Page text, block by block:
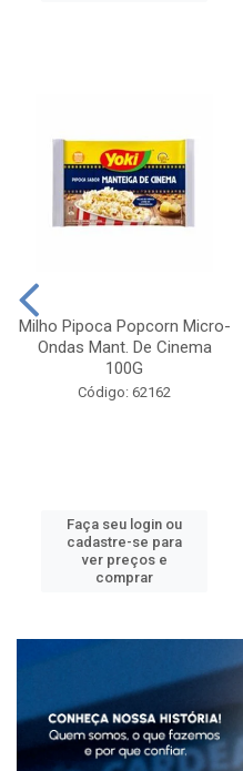
Milho Pipoca Popcorn Micro-
Ondas Mant. De Cinema
100G
Código: 62162
Faça seu login ou
cadastre-se para
ver preços e
comprar